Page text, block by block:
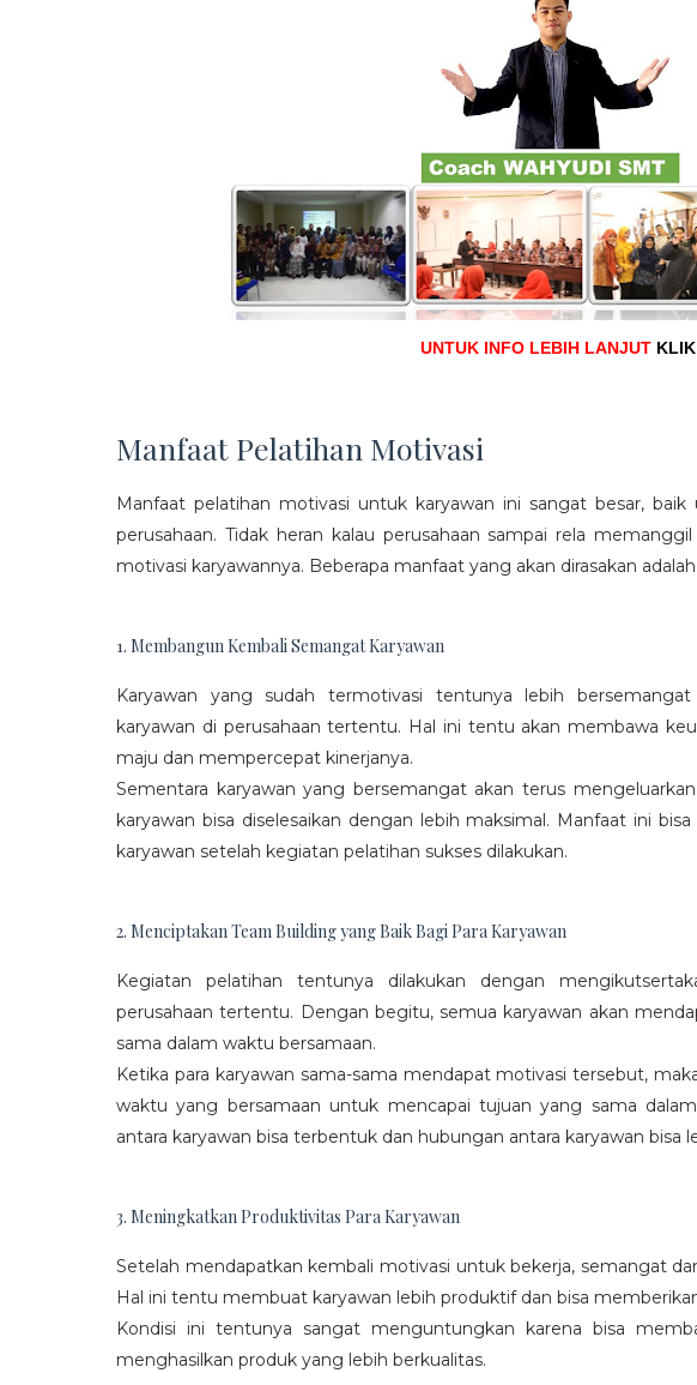
UNTUK INFO LEBIH LANJUT
Manfaat Pelatihan Motivasi
Manfaat pelatihan motivasi untuk karyawan ini sangat besar,
perusahaan. Tidak heran kalau perusahaan sampai rela
motivasi karyawannya. Beberapa manfaat yang akan dirasakan adalah
1. Membangun Kembali Semangat Karyawan
Karyawan yang sudah termotivasi tentunya lebih
karyawan di perusahaan tertentu. Hal ini tentu akan membawa
maju dan mempercepat kinerjanya.
Sementara karyawan yang bersemangat akan terus
karyawan bisa diselesaikan dengan lebih maksimal. Manfaat ini
karyawan setelah kegiatan pelatihan sukses dilakukan.
2. Menciptakan Team Building yang Baik Bagi Para Karyawan
Kegiatan pelatihan tentunya dilakukan dengan
perusahaan tertentu. Dengan begitu, semua karyawan akan
sama dalam waktu bersamaan.
Ketika para karyawan sama-sama mendapat motivasi tersebut,
waktu yang bersamaan untuk mencapai tujuan yang sama
antara karyawan bisa terbentuk dan hubungan antara karyawan bisa
3. Meningkatkan Produktivitas Para Karyawan
Setelah mendapatkan kembali motivasi untuk bekerja, semangat
Hal ini tentu membuat karyawan lebih produktif dan bisa
Kondisi ini tentunya sangat menguntungkan karena bisa
menghasilkan produk yang lebih berkualitas.